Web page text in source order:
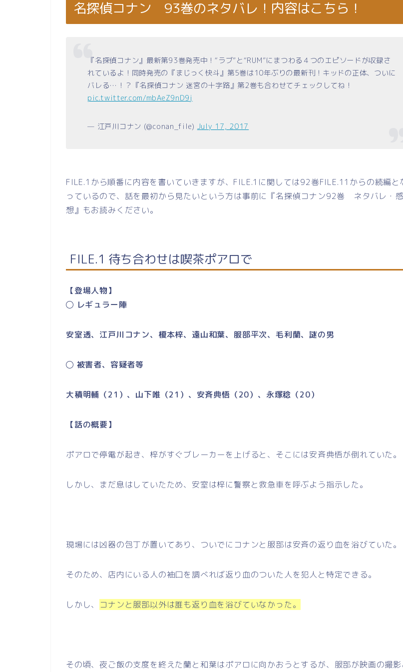
名探偵コナン 93巻のネタバレ！内容はこちら！
『名探偵コナン』最新第93巻発売中！“ラブ”と“RUM”にまつわる４つのエピソードが収録さ
れているよ！同時発売の『まじっく快斗』第5巻は10年ぶりの最新刊！キッドの正体、ついに
バレる…！？『名探偵コナン 迷宮の十字路』第2巻も合わせてチェックしてね！
pic.twitter.com/mbAeZ9nD9j
— 江戸川コナン (@conan_file) July 17, 2017
FILE.1から順番に内容を書いていきますが、FILE.1に関しては92巻FILE.11からの続編と
っているので、話を最初から見たいという方は事前に『名探偵コナン92巻 ネタバレ・感
想』もお読みください。
FILE.1 待ち合わせは喫茶ポアロで
【登場人物】
◯ レギュラー陣
安室透、江戸川コナン、榎本梓、遠山和葉、服部平次、毛利蘭、謎の男
◯ 被害者、容疑者等
大積明輔（21）、 山下唯（21）、 安斉典悟（20）、 永塚稔（20）
【話の概要】
ポアロで停電が起き、梓がすぐブレーカーを上げると、そこには安斉典悟が倒れていた。
しかし、まだ息はしていたため、安室は梓に警察と救急車を呼ぶよう指示した。
現場には凶器の包丁が置いてあり、ついでにコナンと服部は安斉の返り血を浴びていた。
そのため、店内にいる人の袖口を調べれば返り血のついた人を犯人と特定できる。
しかし、 コナンと服部以外は誰も返り血を浴びていなかった。
その頃、夜ご飯の支度を終えた蘭と和葉はポアロに向かおうとするが、服部が映画の撮影